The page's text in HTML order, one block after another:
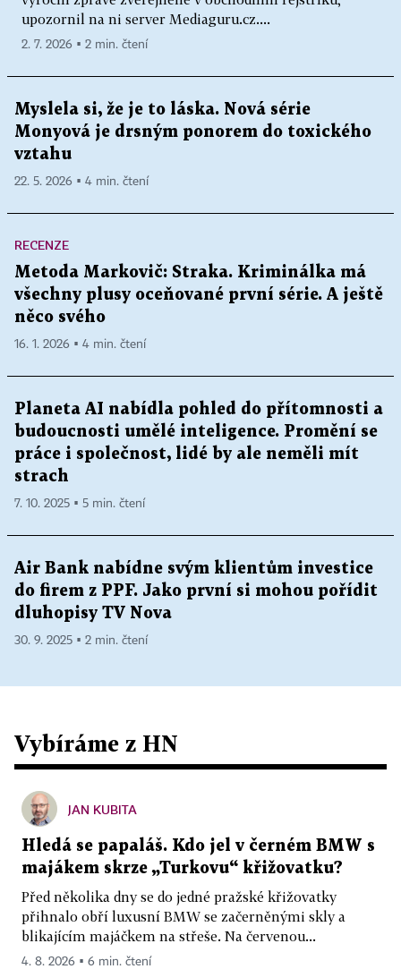
upozornil na ni server Mediaguru.cz....
2. 7. 2026 ▪ 2 min. čtení
Myslela si, že je to láska. Nová série
Monyová je drsným ponorem do toxického
vztahu
22. 5. 2026 ▪ 4 min. čtení
RECENZE
Metoda Markovič: Straka. Kriminálka má
všechny plusy oceňované první série. A ještě
něco svého
16. 1. 2026 ▪ 4 min. čtení
Planeta AI nabídla pohled do přítomnosti a
budoucnosti umělé inteligence. Promění se
práce i společnost, lidé by ale neměli mít
strach
7. 10. 2025 ▪ 5 min. čtení
Air Bank nabídne svým klientům investice
do firem z PPF. Jako první si mohou pořídit
dluhopisy TV Nova
30. 9. 2025 ▪ 2 min. čtení
Vybíráme z HN
JAN KUBITA
Hledá se papaláš. Kdo jel v černém BMW s
majákem skrze „Turkovu“ křižovatku?
Před několika dny se do jedné pražské křižovatky
přihnalo obří luxusní BMW se začerněnými skly a
blikajícím majáčkem na střeše. Na červenou...
4. 8. 2026 ▪ 6 min. čtení